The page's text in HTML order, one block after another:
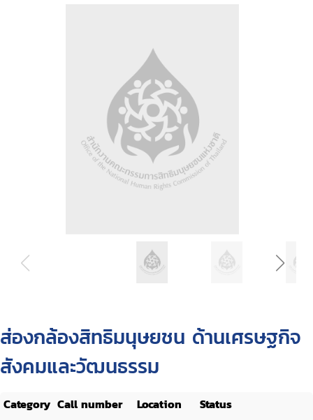
ส่องกล้องสิทธิมนุษยชน ด้านเศรษฐกิจ
สังคมและวัฒนธรรม
Category Call number Location
Status